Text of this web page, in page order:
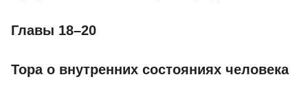
Главы 18–20
Тора о внутренних состояниях человека